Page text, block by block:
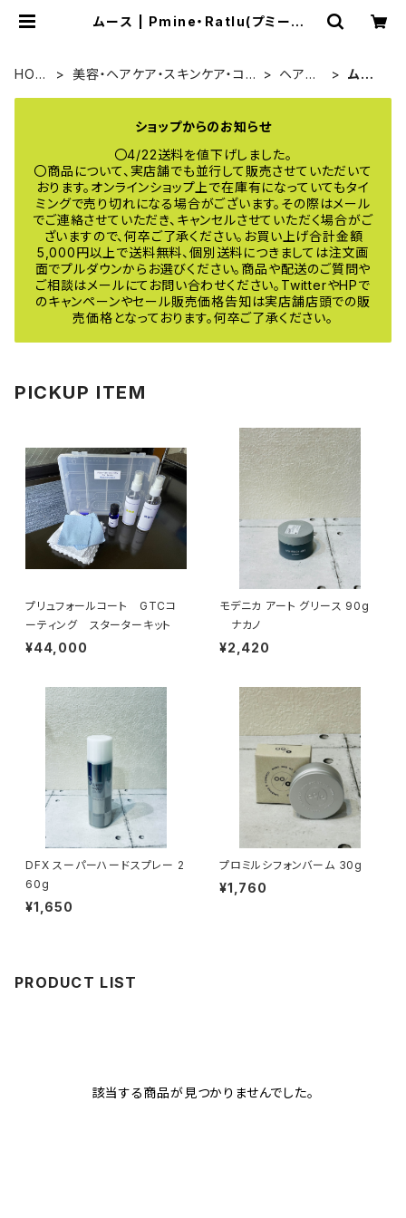
ムース | Pmine・Ratlu(プミーネ・
HOM
美容・ヘアケア・スキンケア・コス
ヘアケ
ムー
ショップからのお知らせ
〇4/22送料を値下げしました。
〇商品について、実店舗でも並行して販売させていただいて
おります。オンラインショップ上で在庫有になっていてもタイ
ミングで売り切れになる場合がございます。その際はメール
でご連絡させていただき、キャンセルさせていただく場合がご
ざいますので、何卒ご了承ください。お買い上げ合計金額
5,000円以上で送料無料、個別送料につきましては注文画
面でプルダウンからお選びください。商品や配送のご質問や
ご相談はメールにてお問い合わせください。TwitterやHPで
のキャンペーンやセール販売価格告知は実店舗店頭での販
売価格となっております。何卒ご了承ください。
PICKUP ITEM
プリュフォールコート GTCコ
ーティング スターターキット
¥44,000
モデニカ アート グリース 90g
ナカノ
¥2,420
DFX スーパーハードスプレー 2
60g
¥1,650
プロミルシフォンバーム 30g
¥1,760
PRODUCT LIST
該当する商品が見つかりませんでした。